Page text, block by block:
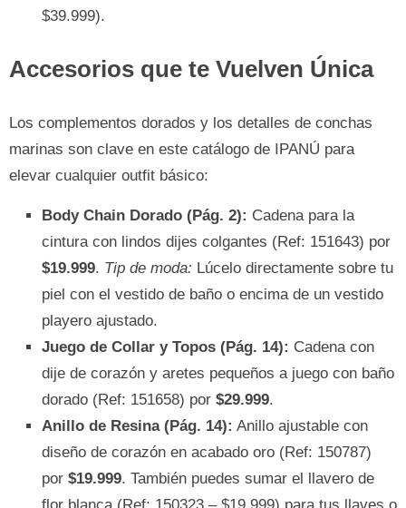
$39.999).
Accesorios que te Vuelven Única
Los complementos dorados y los detalles de conchas
marinas son clave en este catálogo de IPANÚ para
elevar cualquier outfit básico:
Body Chain Dorado (Pág. 2): Cadena para la
cintura con lindos dijes colgantes (Ref: 151643) por
$19.999. Tip de moda: Lúcelo directamente sobre tu
piel con el vestido de baño o encima de un vestido
playero ajustado.
Juego de Collar y Topos (Pág. 14): Cadena con
dije de corazón y aretes pequeños a juego con baño
dorado (Ref: 151658) por $29.999.
Anillo de Resina (Pág. 14): Anillo ajustable con
diseño de corazón en acabado oro (Ref: 150787)
por $19.999. También puedes sumar el llavero de